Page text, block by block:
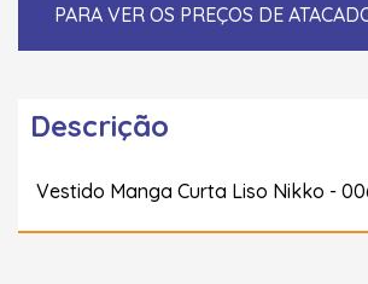
PARA VER OS PREÇOS DE
Descrição
Vestido Manga Curta Liso Nikko -